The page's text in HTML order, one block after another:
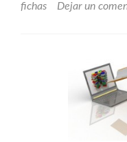
la
fichas
Dejar un